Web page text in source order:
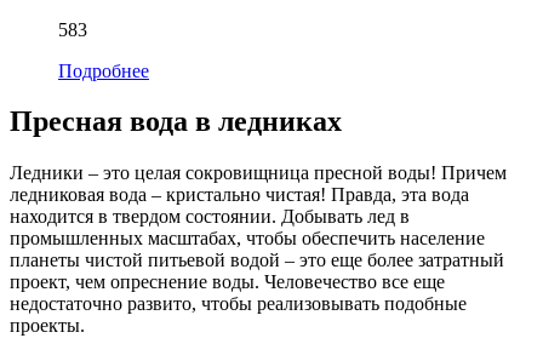
583
Подробнее
Пресная вода в ледниках
Ледники – это целая сокровищница пресной воды! Причем
ледниковая вода – кристально чистая! Правда, эта вода
находится в твердом состоянии. Добывать лед в
промышленных масштабах, чтобы обеспечить население
планеты чистой питьевой водой – это еще более затратный
проект, чем опреснение воды. Человечество все еще
недостаточно развито, чтобы реализовывать подобные
проекты.